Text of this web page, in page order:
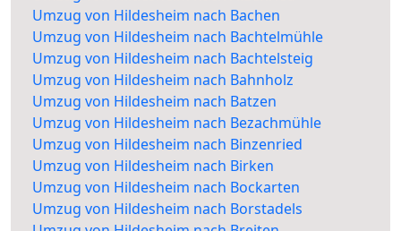
Umzug von Hildesheim nach Bachen
Umzug von Hildesheim nach Bachtelmühle
Umzug von Hildesheim nach Bachtelsteig
Umzug von Hildesheim nach Bahnholz
Umzug von Hildesheim nach Batzen
Umzug von Hildesheim nach Bezachmühle
Umzug von Hildesheim nach Binzenried
Umzug von Hildesheim nach Birken
Umzug von Hildesheim nach Bockarten
Umzug von Hildesheim nach Borstadels